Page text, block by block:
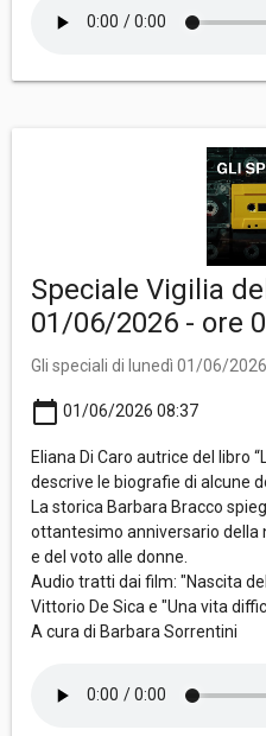
Speciale Vigilia
01/06/2026 - ore
Gli speciali di lunedì 01/06/
calendar_today 01/06/2026 08:37
Eliana Di Caro autrice del libro
descrive le biografie di alcune
La storica Barbara Bracco
ottantesimo anniversario della
e del voto alle donne.
Audio tratti dai film: "Nascita
Vittorio De Sica e "Una vita
A cura di Barbara Sorrentini